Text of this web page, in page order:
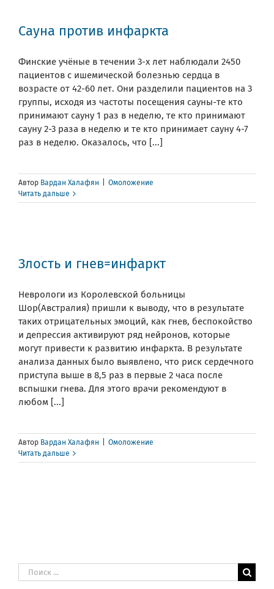
Сауна против инфаркта
Финские учёные в течении 3-х лет наблюдали 2450
пациентов с ишемической болезнью сердца в
возрасте от 42-60 лет. Они разделили пациентов на 3
группы, исходя из частоты посещения сауны-те кто
принимают сауну 1 раз в неделю, те кто принимают
сауну 2-3 раза в неделю и те кто принимает сауну 4-7
раз в неделю. Оказалось, что [...]
Автор Вардан Халафян
Омоложение
Читать дальше
Злость и гнев=инфаркт
Неврологи из Королевской больницы
Шор(Австралия) пришли к выводу, что в результате
таких отрицательных эмоций, как гнев, беспокойство
и депрессия активируют ряд нейронов, которые
могут привести к развитию инфаркта. В результате
анализа данных было выявлено, что риск сердечного
приступа выше в 8,5 раз в первые 2 часа после
вспышки гнева. Для этого врачи рекомендуют в
любом [...]
Автор Вардан Халафян
Омоложение
Читать дальше
Результат
поиска: